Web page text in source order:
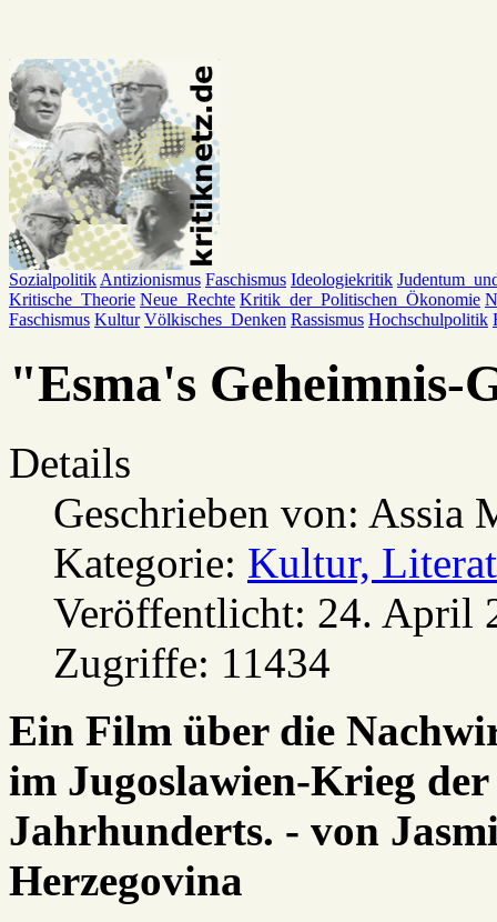
Sozialpolitik Antizionismus Faschismus Ideologiekritik
Kritische_Theorie Neue_Rechte Kritik_der_Politischen_Ökonomie
Faschismus Kultur Völkisches_Denken Rassismus Hochschulpolitik
"Esma's Geheimnis-
Details
Geschrieben von: Assia
Kategorie: Kultur,
Veröffentlicht: 24. April
Zugriffe: 11434
Ein Film über die
im Jugoslawien-Krieg der
Jahrhunderts. - von
Herzegovina